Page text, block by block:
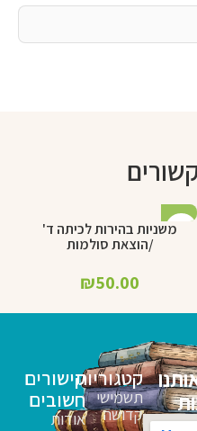
משניות בהירות לכיתה ד'
/הוצאת סולמות
₪50.00
קטגוריות
תשמישי
קדושה
קישורים
חשובים
אודות